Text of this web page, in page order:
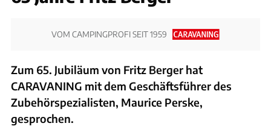
VOM CAMPINGPROFI SEIT 1959
Zum 65. Jubiläum von Fritz Berger hat
CARAVANING mit dem Geschäftsführer des
Zubehörspezialisten, Maurice Perske,
gesprochen.